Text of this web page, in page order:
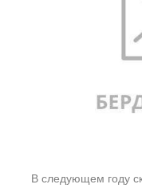
В следующем году